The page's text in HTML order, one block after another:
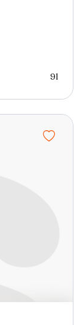
91